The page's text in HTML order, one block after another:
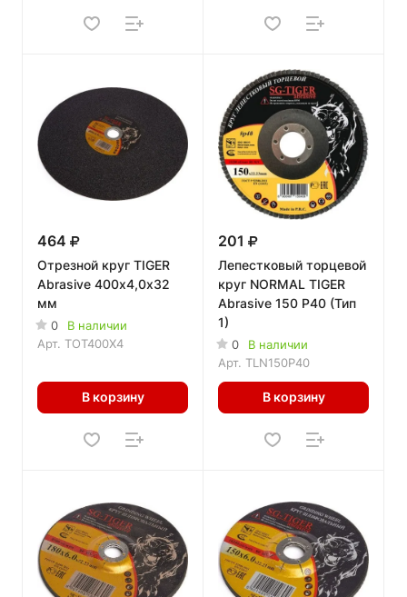
464
Отрезной круг TIGER
Abrasive 400х4,0х32
мм
0
В наличии
Арт. TOT400X4
В корзину
201
Лепестковый торцевой
круг NORMAL TIGER
Abrasive 150 P40 (Тип
1)
0
В наличии
Арт. TLN150P40
В корзину